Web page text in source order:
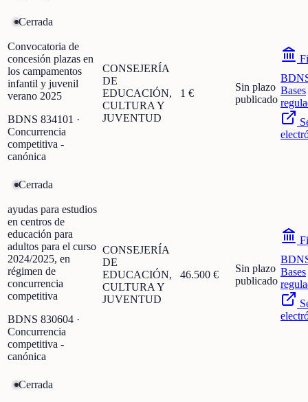
Cerrada
Convocatoria de
concesión plazas en
los campamentos
infantil y juvenil
verano 2025
BDNS 834101 ·
Concurrencia
competitiva -
canónica
CONSEJERÍA
DE
EDUCACIÓN,
CULTURA Y
JUVENTUD
1 €
Sin plazo
publicado
Bases
Cerrada
ayudas para estudios
en centros de
educación para
adultos para el curso
2024/2025, en
régimen de
concurrencia
competitiva
BDNS 830604 ·
Concurrencia
competitiva -
canónica
CONSEJERÍA
DE
EDUCACIÓN,
CULTURA Y
JUVENTUD
46.500 €
Sin plazo
publicado
Bases
Cerrada